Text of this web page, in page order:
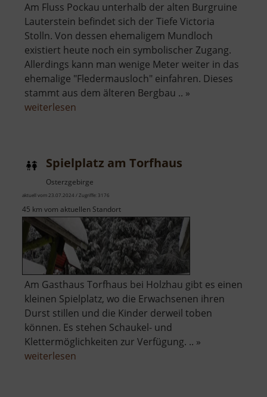
Am Fluss Pockau unterhalb der alten Burgruine
Lauterstein befindet sich der Tiefe Victoria
Stolln. Von dessen ehemaligem Mundloch
existiert heute noch ein symbolischer Zugang.
Allerdings kann man wenige Meter weiter in das
ehemalige "Fledermausloch" einfahren. Dieses
stammt aus dem älteren Bergbau .. »
weiterlesen
Spielplatz am Torfhaus
Osterzgebirge
aktuell vom 23.07.2024 / Zugriffe: 3176
45 km vom aktuellen Standort
Am Gasthaus Torfhaus bei Holzhau gibt es einen
kleinen Spielplatz, wo die Erwachsenen ihren
Durst stillen und die Kinder derweil toben
können. Es stehen Schaukel- und
Klettermöglichkeiten zur Verfügung. .. »
weiterlesen